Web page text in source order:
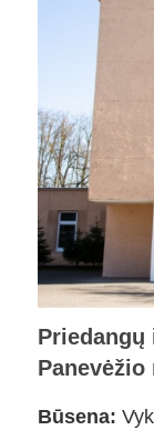
Būsena: